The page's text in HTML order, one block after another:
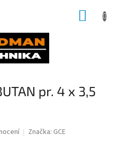
pr. 4 x 3,5
Značka: GCE